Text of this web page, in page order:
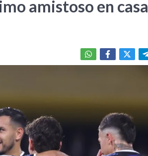
amistoso en casa